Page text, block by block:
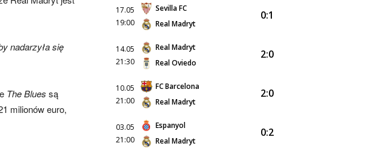
nadarzyła się
The Blues są
milionów euro,
17.05
19:00
Sevilla FC
Real Madryt
0:1
14.05
21:30
Real Madryt
Real Oviedo
2:0
10.05
21:00
FC Barcelona
Real Madryt
2:0
03.05
21:00
Espanyol
Real Madryt
0:2